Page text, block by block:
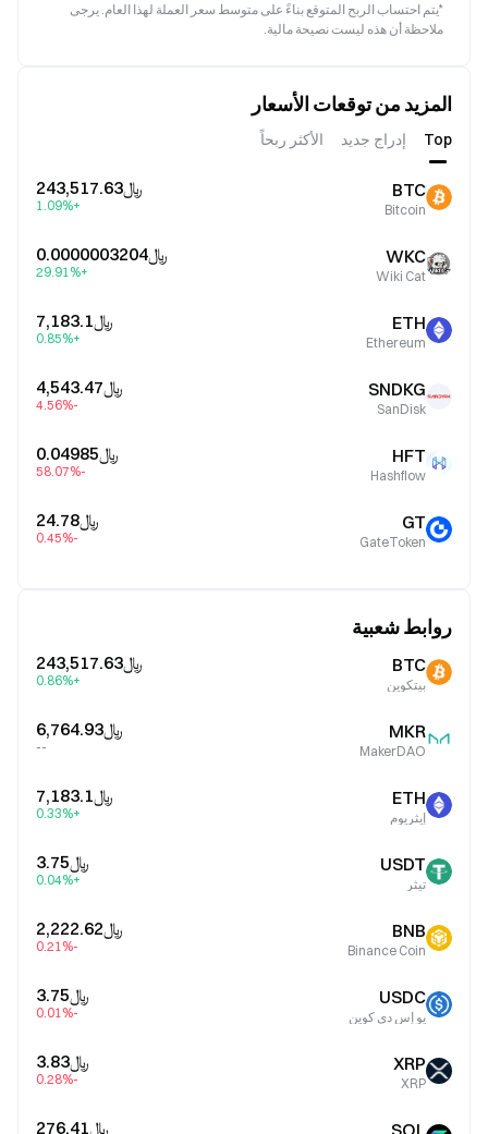
*يتم احتساب الربح المتوقع بناءً على متوسط سعر العملة لهذا العام. يرجى
ملاحظة أن هذه ليست نصيحة مالية.
المزيد من توقعات الأسعار
Top إدراج جديد الأكثر ربحاً
BTC
Bitcoin
﷼‎243,517.63
+1.09%
WKC
Wiki Cat
﷼‎0.0000003204
+29.91%
ETH
Ethereum
﷼‎7,183.1
+0.85%
SNDKG
SanDisk
﷼‎4,543.47
-4.56%
HFT
Hashflow
﷼‎0.04985
-58.07%
GT
GateToken
﷼‎24.78
-0.45%
روابط شعبية
BTC
بيتكوين
﷼‎243,517.63
+0.86%
MKR
MakerDAO
﷼‎6,764.93
--
ETH
إيثريوم
﷼‎7,183.1
+0.33%
USDT
تيثر
﷼‎3.75
+0.04%
BNB
Binance Coin
﷼‎2,222.62
-0.21%
USDC
يو إس دي كوين
﷼‎3.75
-0.01%
XRP
XRP
﷼‎3.83
-0.28%
SOL ﷼‎276.41